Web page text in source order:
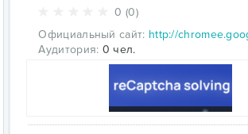
0 (0)
Официальный сайт: http://
Аудитория: 0 чел.